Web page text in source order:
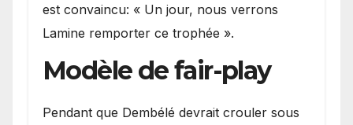
est convaincu: « Un jour, nous verrons
Lamine remporter ce trophée ».
Modèle de fair-play
Pendant que Dembélé devrait crouler sous